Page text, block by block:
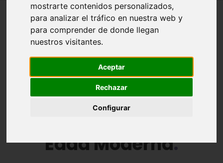
mostrarte contenidos personalizados,
para analizar el tráfico en nuestra web y
para comprender de donde llegan
nuestros visitantes.
Aceptar
Rechazar
Configurar
Región de Murcia Digital Historia Historia de la Región
Introducción Prehistoria y Antigüedad
Edad Moderna
Edad Contemporánea
Edad Moderna